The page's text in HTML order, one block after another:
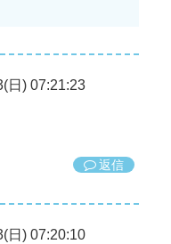
日) 07:21:23
返信
日) 07:20:10